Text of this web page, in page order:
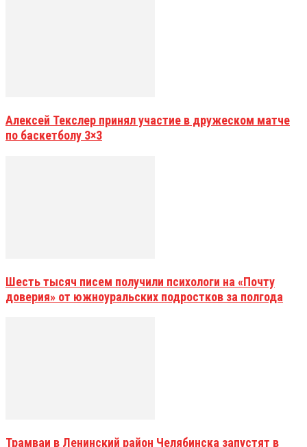
Алексей Текслер принял участие в дружеском матче
по баскетболу 3×3
Шесть тысяч писем получили психологи на «Почту
доверия» от южноуральских подростков за полгода
Трамваи в Ленинский район Челябинска запустят в